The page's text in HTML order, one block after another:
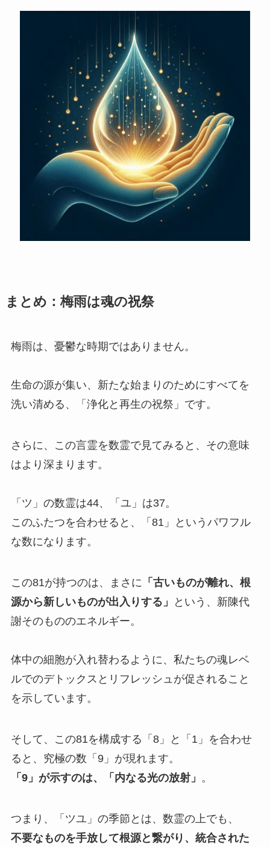
まとめ：梅雨は魂の祝祭
梅雨は、憂鬱な時期ではありません。
生命の源が集い、新たな始まりのためにすべてを
洗い清める、「浄化と再生の祝祭」です。
さらに、この言霊を数霊で見てみると、その意味
はより深まります。
「ツ」の数霊は44、「ユ」は37。
このふたつを合わせると、「81」というパワフル
な数になります。
この81が持つのは、まさに 「古いものが離れ、根
源から新しいものが出入りする」
という、新陳代
謝そのもののエネルギー。
体中の細胞が入れ替わるように、私たちの魂レベ
ルでのデトックスとリフレッシュが促されること
を示しています。
そして、この81を構成する「8」と「1」を合わせ
ると、究極の数「9」が現れます。
「9」が示すのは、「内なる光の放射」 。
つまり、「ツユ」の季節とは、数霊の上でも、
不要なものを手放して根源と繋がり、統合された